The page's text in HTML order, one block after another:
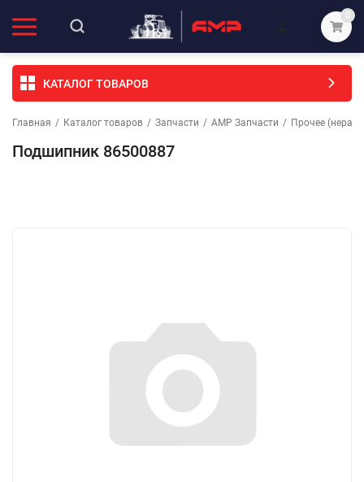
0
КАТАЛОГ ТОВАРОВ
Главная / Каталог товаров / Запчасти / АМР Запчасти / Прочее
Подшипник 86500887